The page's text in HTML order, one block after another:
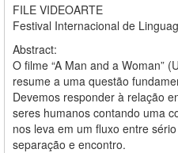
FILE VIDEOARTE
Festival Internacional de
Abstract:
O filme “A Man and a Woman”
resume a uma questão
Devemos responder à relação
seres humanos contando uma
nos leva em um fluxo entre
separação e encontro.